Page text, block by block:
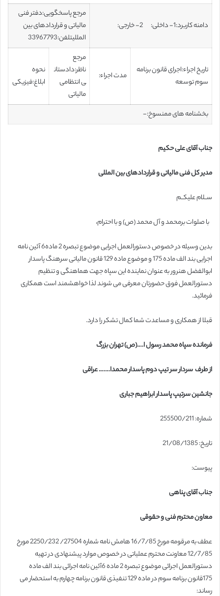
دامنه کاربرد:1- داخلی: 2- خارجی:
مرجع پاسخگویی:دفتر فنی
مالیاتی و قراردادهای بین
المللیتلفن:33967793
تاریخ اجراء:اجرای قانون برنامه
سوم توسعه
مدت اجراء:
مرجع
ناظر:دادستان
ی انتظامی
مالیاتی
نحوه
ابلاغ:فیزیکی
بخشنامه های ممنسوخ:-
جناب آقای علی حکیم
مدیر کل فنی مالیاتی و قراردادهای بین المللی
ســلام علیکــم
با صلوات برمحمد و آل محمد (ص) و با احترام،
بدین وسیله در خصوص دستورالعمل اجرایی موضوع تبصره 2 ماده6 آئین نامه
اجرایی بند الف ماده 175 و موضوع ماده 129 قانون مالیاتی سرهنگ پاسدار
ابوالفضل هنرور به عنوان نماینده این سپاه جهت هماهنگی و تنظیم
دستورالعمل فوق حضورتان معرفی می شوند لذا خواهشمند است همکاری
فرمائید.
قبلا از همکاری و مساعدت شما کمال تشکر را دارد.
فرمانده سپاه محمد رسول ا….(ص) تهران بزرگ
از طرف سردار سر تیپ دوم پاسدار محمدا……. عراقی
جانشین سرتیپ پاسدار ابراهیم جباری
شماره: 255500/211
تاریخ: 21/08/1385
پیوست:
جناب آقای پناهی
معاون محترم فنی و حقوقی
عطف به مرقومه مورخ 16/7/85 هامش نامه شماره 27504/ 2250/232 مورخ
12/7/85 معاونت محترم عملیاتی در خصوص موارد پیشنهادی در تهیه
دستورالعمل اجرائی موضوع تبصره 2 ماده 6آئین نامه اجرائی بند الف ماده
175قانون برنامه سوم در ماده 129 تنفیذی قانون برنامه چهارم به استحضار می
رساند: